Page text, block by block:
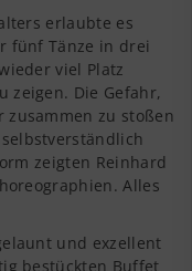
erlaubte es
fünf Tänze in drei
viel Platz
zeigen. Die Gefahr,
zu stoßen
zeigten Reinhard
Alles
und exzellent
bestückten Buffet